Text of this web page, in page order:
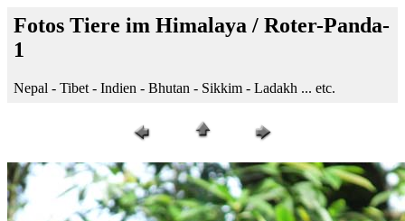
Fotos Tiere im Himalaya / Roter-Panda-
1
Nepal - Tibet - Indien - Bhutan - Sikkim - Ladakh ... etc.